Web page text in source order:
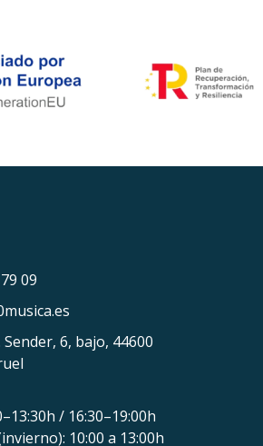
09
Sender, 6, bajo, 44600
/ 16:30–19:00h
10:00 a 13:00h